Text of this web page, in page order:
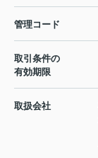
管理コード
取引条件の
有効期限
取扱会社